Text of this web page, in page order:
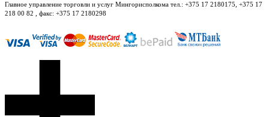
Главное управление торговли и услуг Мингорисполкома тел.: +375 17 2180175, +375 17
218 00 82 , факс: +375 17 2180298